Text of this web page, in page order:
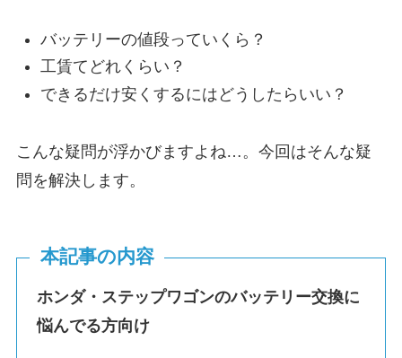
バッテリーの値段っていくら？
工賃てどれくらい？
できるだけ安くするにはどうしたらいい？
こんな疑問が浮かびますよね…。今回はそんな疑
問を解決します。
本記事の内容
ホンダ・ステップワゴンのバッテリー交換に
悩んでる方向け